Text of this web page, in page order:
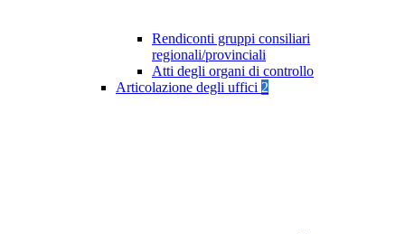
Rendiconti gruppi consiliari
regionali/provinciali
Atti degli organi di controllo
Articolazione degli uffici 2